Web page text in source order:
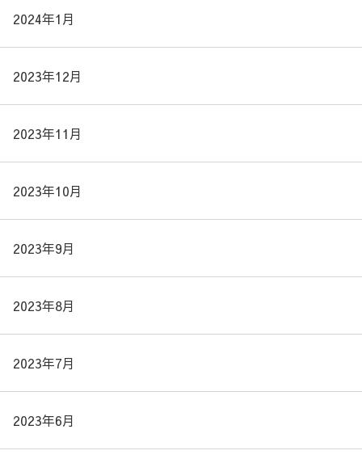
2024年1月
2023年12月
2023年11月
2023年10月
2023年9月
2023年8月
2023年7月
2023年6月